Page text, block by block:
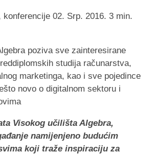
konferencije 02. Srp. 2016. 3 min.
Visokog učilišta Algebra,
namijenjeno budućim
koji traže inspiraciju za